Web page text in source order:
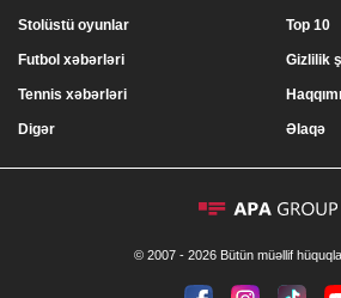
Stolüstü oyunlar Top 10
Futbol xəbərləri
Tennis xəbərləri
Digər
Gizlilik
Əlaqə
© 2007 - 2026 Bütün müəllif